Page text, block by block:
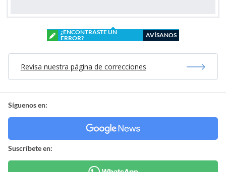
¿ENCONTRASTE UN
ERROR?
AVÍSANOS
Revisa nuestra página de correcciones
Síguenos en:
Suscríbete en: